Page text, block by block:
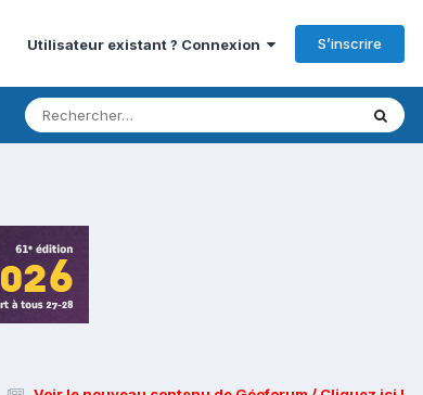
Utilisateur existant ? Connexion S’inscrire